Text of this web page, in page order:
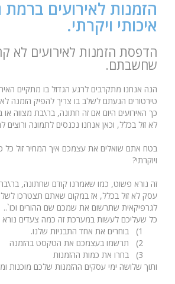
הזמנות לאירועים ברמת
איכותי ויקרתי.
הדפסת הזמנות לאירועים לא
שחשבתם.
הנה אנחנו מתקרבים לרגע הגדול בו מתקיים
טירטורים הגעתם לשלב בו צריך להפיק הזמנה
כך האירועים היום אם זה חתונה, בר\בת מצווה או
לא זול בכלל, וכאן אנחנו נכנסים לתמונה ורוצים
בטח אתם שואלים את עצמכם איך המחיר זול כל
ויוקרתי?
זה נורא פשוט, כמו שאמרנו קודם שחתונה,
עסק לא זול בכלל, אז במקום שאתם תצטרכו
לגרפיקאית שתרשום את שמכם שם ההורים וכו`..
כל שעליכם לעשות במערכת זה כמה צעדים נורא
1)
בוחרים את אחד התבניות שלנו.
2)
תרשמו בעצמכם את הטקסט בהזמנה
3)
בחרו את כמות ההזמנות
ותוך שלושה ימי עסקים ההזמנות שלכם מוכנות